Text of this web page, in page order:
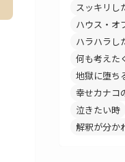
スッキリし
ハウス・オ
ハラハラし
何も考えた
地獄に堕ち
幸せカナコ
泣きたい時
解釈が分か